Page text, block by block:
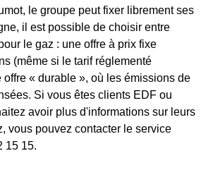
le groupe peut fixer librement ses
il est possible de choisir entre
le gaz : une offre à prix fixe
(même si le tarif réglementé
offre « durable », où les émissions de
Si vous êtes clients EDF ou
avoir plus d'informations sur leurs
vous pouvez contacter le service
15 15.